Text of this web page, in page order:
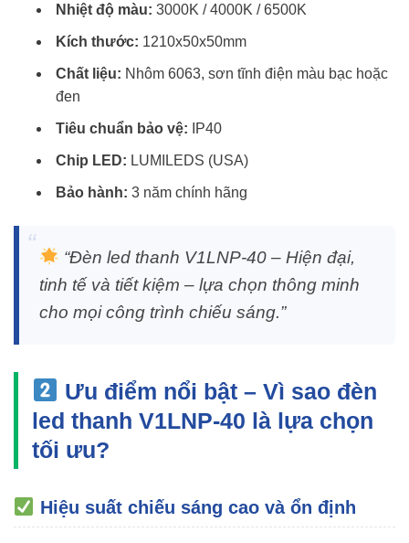
Nhiệt độ màu: 3000K / 4000K / 6500K
Kích thước: 1210x50x50mm
Chất liệu: Nhôm 6063, sơn tĩnh điện màu bạc hoặc
đen
Tiêu chuẩn bảo vệ: IP40
Chip LED: LUMILEDS (USA)
Bảo hành: 3 năm chính hãng
“Đèn led thanh V1LNP-40 – Hiện đại,
tinh tế và tiết kiệm – lựa chọn thông minh
cho mọi công trình chiếu sáng.”
Ưu điểm nổi bật – Vì sao đèn
led thanh V1LNP-40 là lựa chọn
tối ưu?
Hiệu suất chiếu sáng cao và ổn định